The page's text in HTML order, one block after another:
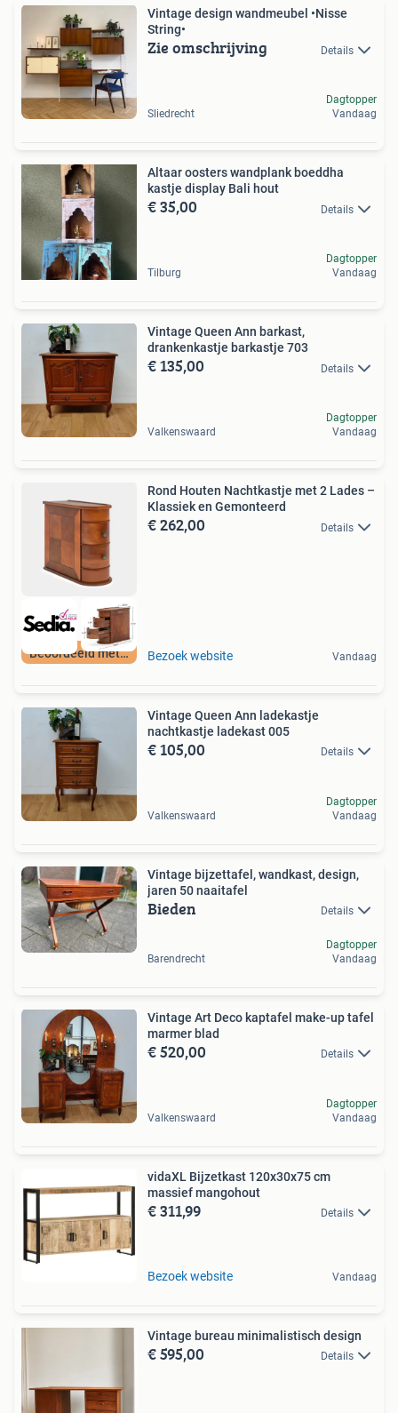
Vintage design wandmeubel •Nisse
String•
Zie omschrijving Details
Sliedrecht
Dagtopper
Vandaag
Altaar oosters wandplank boeddha
kastje display Bali hout
€ 35,00 Details
Tilburg
Dagtopper
Vandaag
Vintage Queen Ann barkast,
drankenkastje barkastje 703
€ 135,00 Details
Valkenswaard
Dagtopper
Vandaag
Beoordeeld met 9+
Rond Houten Nachtkastje met 2 Lades –
Klassiek en Gemonteerd
€ 262,00 Details
Bezoek website Vandaag
Vintage Queen Ann ladekastje
nachtkastje ladekast 005
€ 105,00 Details
Valkenswaard
Dagtopper
Vandaag
Vintage bijzettafel, wandkast, design,
jaren 50 naaitafel
Bieden Details
Barendrecht
Dagtopper
Vandaag
Vintage Art Deco kaptafel make-up tafel
marmer blad
€ 520,00 Details
Valkenswaard
Dagtopper
Vandaag
vidaXL Bijzetkast 120x30x75 cm
massief mangohout
€ 311,99 Details
Bezoek website Vandaag
Vintage bureau minimalistisch design
€ 595,00 Details